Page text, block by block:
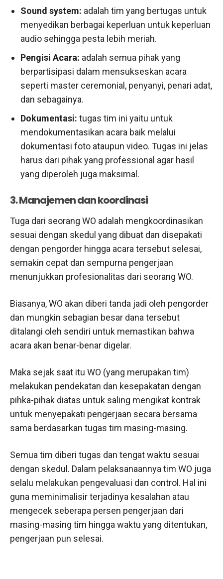
Sound system: adalah tim yang bertugas untuk
menyedikan berbagai keperluan untuk keperluan
audio sehingga pesta lebih meriah.
Pengisi Acara: adalah semua pihak yang
berpartisipasi dalam mensukseskan acara
seperti master ceremonial, penyanyi, penari adat,
dan sebagainya.
Dokumentasi: tugas tim ini yaitu untuk
mendokumentasikan acara baik melalui
dokumentasi foto ataupun video. Tugas ini jelas
harus dari pihak yang professional agar hasil
yang diperoleh juga maksimal.
3. Manajemen dan koordinasi
Tuga dari seorang WO adalah mengkoordinasikan
sesuai dengan skedul yang dibuat dan disepakati
dengan pengorder hingga acara tersebut selesai,
semakin cepat dan sempurna pengerjaan
menunjukkan profesionalitas dari seorang WO.
Biasanya, WO akan diberi tanda jadi oleh pengorder
dan mungkin sebagian besar dana tersebut
ditalangi oleh sendiri untuk memastikan bahwa
acara akan benar-benar digelar.
Maka sejak saat itu WO (yang merupakan tim)
melakukan pendekatan dan kesepakatan dengan
pihka-pihak diatas untuk saling mengikat kontrak
untuk menyepakati pengerjaan secara bersama
sama berdasarkan tugas tim masing-masing.
Semua tim diberi tugas dan tengat waktu sesuai
dengan skedul. Dalam pelaksanaannya tim WO juga
selalu melakukan pengevaluasi dan control. Hal ini
guna meminimalisir terjadinya kesalahan atau
mengecek seberapa persen pengerjaan dari
masing-masing tim hingga waktu yang ditentukan,
pengerjaan pun selesai.